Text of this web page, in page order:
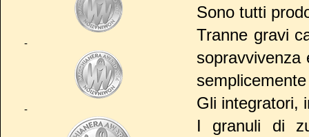
Sono tutti
Tranne gravi
sopravvivenza
Gli integratori,
I granuli di
-
-